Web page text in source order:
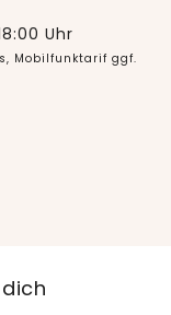
Uhr
Mobilfunktarif ggf.